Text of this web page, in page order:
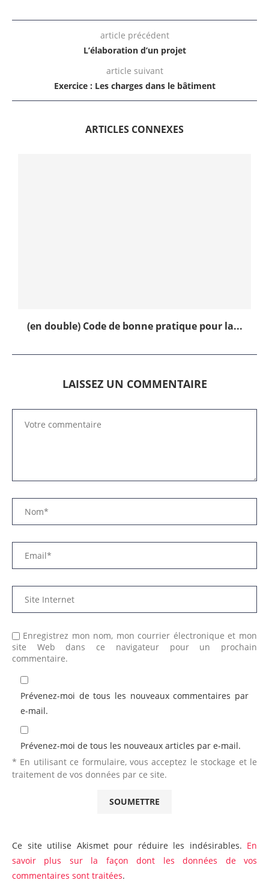
article précédent
L’élaboration d’un projet
article suivant
Exercice : Les charges dans le bâtiment
ARTICLES CONNEXES
(en double) Code de bonne pratique pour la...
LAISSEZ UN COMMENTAIRE
Enregistrez mon nom, mon courrier électronique et mon
site Web dans ce navigateur pour un prochain
commentaire.
Prévenez-moi de tous les nouveaux commentaires par
e-mail.
Prévenez-moi de tous les nouveaux articles par e-mail.
* En utilisant ce formulaire, vous acceptez le stockage et le
traitement de vos données par ce site.
Ce site utilise Akismet pour réduire les indésirables. En
savoir plus sur la façon dont les données de vos
commentaires sont traitées.